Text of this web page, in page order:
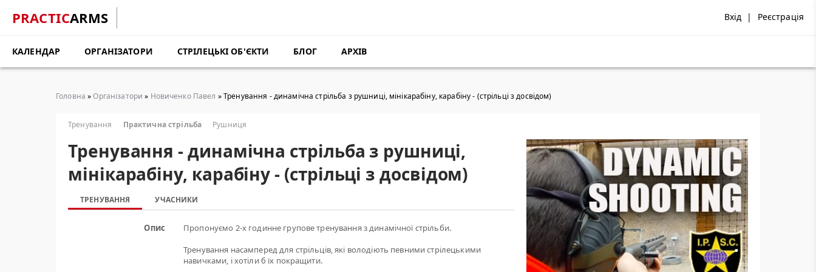
PRACTICARMS Вхід | Реєстрація
КАЛЕНДАР ОРГАНІЗАТОРИ СТРІЛЕЦЬКІ ОБ'ЄКТИ БЛОГ АРХІВ
Головна »Організатори » Новиченко Павел » Тренування - динамічна стрільба з рушниці, мінікарабіну, карабіну - (стрільці з досвідом)
Тренування Практична стрільба Рушниця
Тренування - динамічна стрільба з рушниці,
мінікарабіну, карабіну - (стрільці з досвідом)
ТРЕНУВАННЯ УЧАСНИКИ
Опис
Пропонуємо 2-х годинне групове тренування з динамічної стрільби.
Тренування насамперед для стрільців, які володіють певними стрілецькими
навичками, і хотіли б їх покращити.